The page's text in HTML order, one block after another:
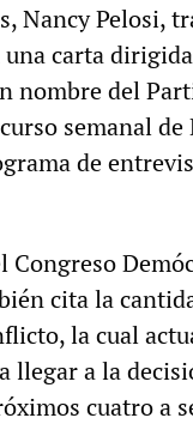
Nancy Pelosi,
carta
nombre del
semanal de
de
Congreso
cita la
la cual
llegar a la
cuatro a